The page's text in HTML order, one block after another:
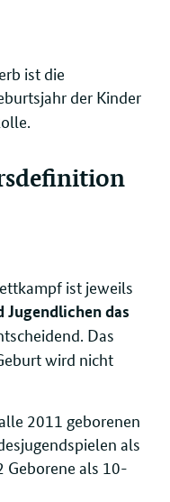
ist die
der Kinder
ist jeweils
Jugendlichen das
Das
wird nicht
2011 geborenen
als
Geborene als 10-